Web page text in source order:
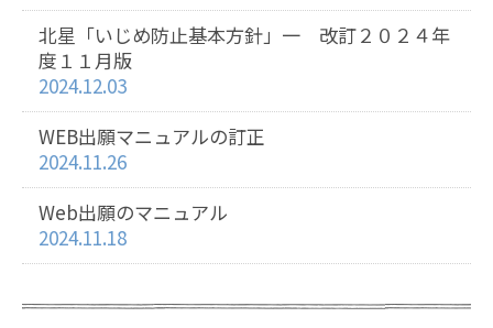
北星「いじめ防止基本方針」一 改訂２０２４年
度１１月版
2024.12.03
WEB出願マニュアルの訂正
2024.11.26
Web出願のマニュアル
2024.11.18